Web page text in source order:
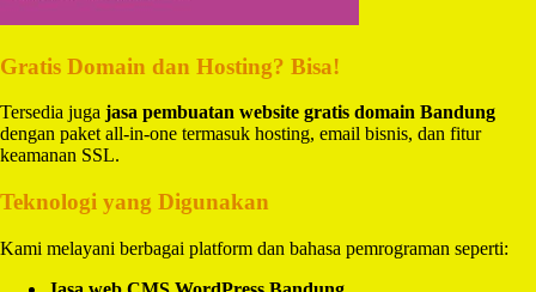
Gratis Domain dan Hosting? Bisa!
Tersedia juga jasa pembuatan website gratis domain Bandung
dengan paket all-in-one termasuk hosting, email bisnis, dan fitur
keamanan SSL.
Teknologi yang Digunakan
Kami melayani berbagai platform dan bahasa pemrograman seperti: